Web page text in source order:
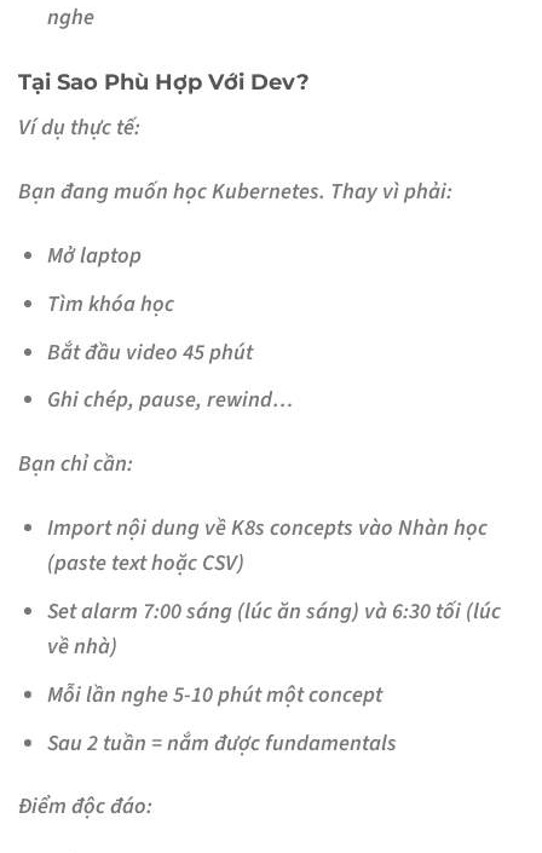
nghe
Tại Sao Phù Hợp Với Dev?
Ví dụ thực tế:
Bạn đang muốn học Kubernetes. Thay vì phải:
Mở laptop
Tìm khóa học
Bắt đầu video 45 phút
Ghi chép, pause, rewind…
Bạn chỉ cần:
Import nội dung về K8s concepts vào Nhàn học
(paste text hoặc CSV)
Set alarm 7:00 sáng (lúc ăn sáng) và 6:30 tối (lúc
về nhà)
Mỗi lần nghe 5-10 phút một concept
Sau 2 tuần = nắm được fundamentals
Điểm độc đáo: